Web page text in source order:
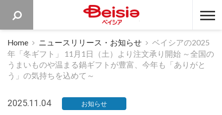
ベイシア
Home ニュースリリース・お知らせ
ベイシアの2025
年「冬ギフト」 11月1日（土）より注文承り開始 ～全国の
うまいものや温まる鍋ギフトが豊富、今年も「ありがと
う」の気持ちを込めて～
2025.11.04 お知らせ